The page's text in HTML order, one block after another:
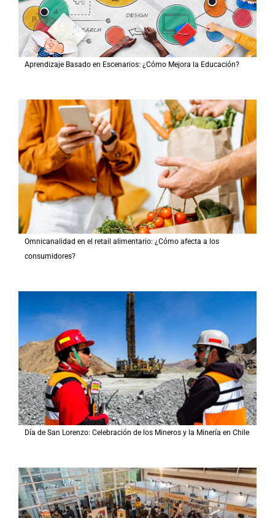
Aprendizaje Basado en Escenarios: ¿Cómo Mejora la Educación?
Omnicanalidad en el retail alimentario: ¿Cómo afecta a los
consumidores?
Día de San Lorenzo: Celebración de los Mineros y la Minería en Chile